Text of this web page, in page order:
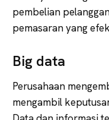
pembelian
pemasaran yang
Big data
Perusahaan
mengambil